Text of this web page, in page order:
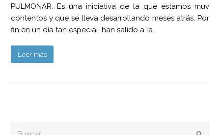
PULMONAR. Es una iniciativa de la que estamos muy
contentos y que se lleva desarrollando meses atrás. Por
fin en un día tan especial, han salido a la…
Leer más